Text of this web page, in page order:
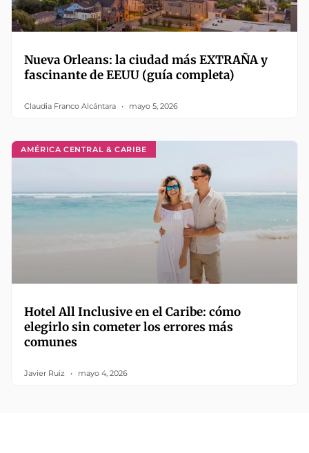
Nueva Orleans: la ciudad más EXTRAÑA y
fascinante de EEUU (guía completa)
Claudia Franco Alcántara mayo 5, 2026
AMÉRICA CENTRAL & CARIBE
Hotel All Inclusive en el Caribe: cómo
elegirlo sin cometer los errores más
comunes
Javier Ruiz mayo 4, 2026